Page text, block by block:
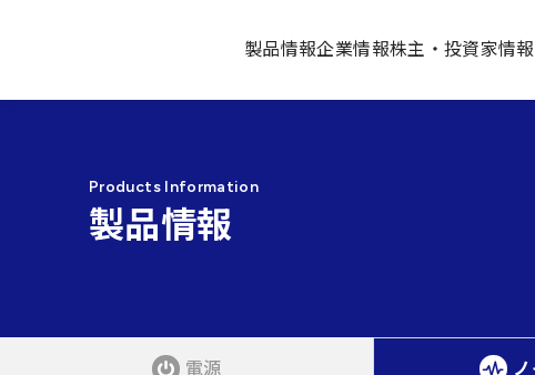
製品情報企業情報株主・投資家情報
Products Information
製品情報
電源